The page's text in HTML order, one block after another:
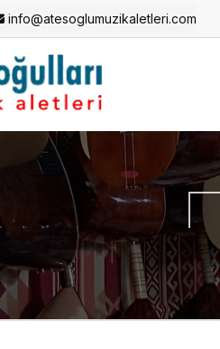
info@atesoglumuzikaletleri.com